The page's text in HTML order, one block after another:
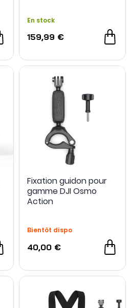
En stock
159,99 €
Fixation guidon pour
gamme DJI Osmo
Action
Bientôt dispo
40,00 €